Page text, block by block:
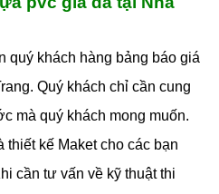
quý khách hàng bảng báo giá
Quý khách chỉ cần cung
mà quý khách mong muốn.
kế Maket cho các bạn
cần tư vấn về kỹ thuật thi